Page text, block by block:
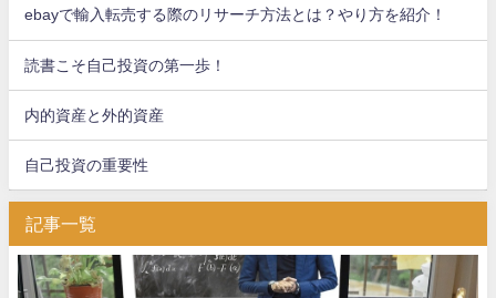
ebayで輸入転売する際のリサーチ方法とは？やり方を紹介！
読書こそ自己投資の第一歩！
内的資産と外的資産
自己投資の重要性
記事一覧